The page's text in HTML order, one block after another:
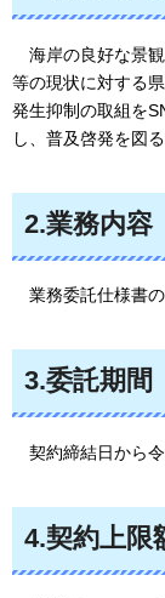
海岸の良好な景
等の現状に対する
発生抑制の取組を
し、普及啓発を図
2.業務内容
業務委託仕様書
3.委託期間
契約締結日から
4.契約上限